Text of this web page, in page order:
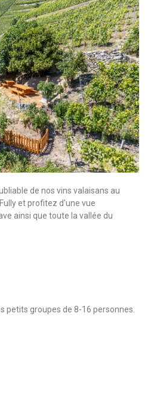
de nos vins valaisans au
et profitez d'une vue
ainsi que toute la vallée du
petits groupes de 8-16 personnes.